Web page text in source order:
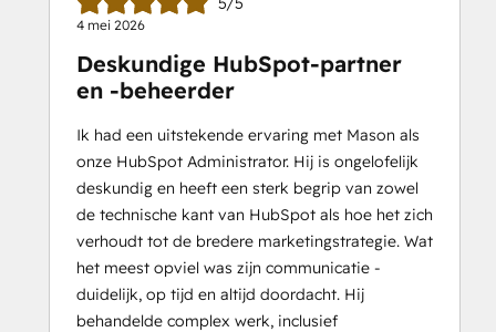
4 mei 2026
Deskundige HubSpot-partner
en -beheerder
Ik had een uitstekende ervaring met Mason als
onze HubSpot Administrator. Hij is ongelofelijk
deskundig en heeft een sterk begrip van zowel
de technische kant van HubSpot als hoe het zich
verhoudt tot de bredere marketingstrategie. Wat
het meest opviel was zijn communicatie -
duidelijk, op tijd en altijd doordacht. Hij
behandelde complex werk, inclusief